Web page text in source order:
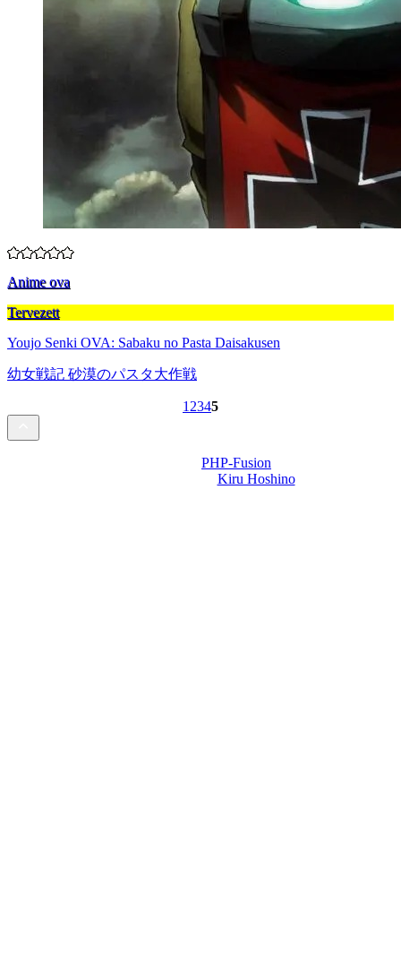
Anime ova
Tervezett
Youjo Senki OVA: Sabaku no Pasta Daisakusen
幼女戦記 砂漠のパスタ大作戦
1 2345
PHP-Fusion
Kiru Hoshino